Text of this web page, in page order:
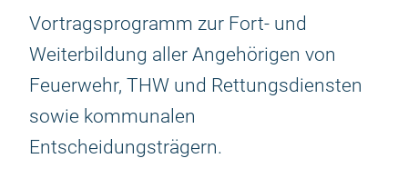
Vortragsprogramm zur Fort- und
Weiterbildung aller Angehörigen von
Feuerwehr, THW und Rettungsdiensten
sowie kommunalen
Entscheidungsträgern.